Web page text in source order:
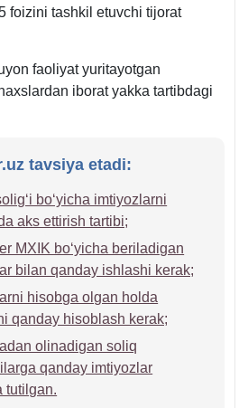
foizini tashkil etuvchi tijorat
faoliyat yuritayotgan
iborat yakka tartibdagi
tavsiya etadi:
boʻyicha imtiyozlarni
aks ettirish tartibi;
MXIK boʻyicha beriladigan
bilan qanday ishlashi kerak;
hisobga olgan holda
qanday hisoblash kerak;
olinadigan soliq
qanday imtiyozlar
tutilgan.